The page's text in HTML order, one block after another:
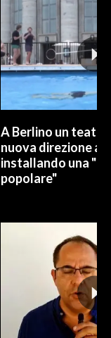
A Berlino un
nuova direzione
installando una
popolare"